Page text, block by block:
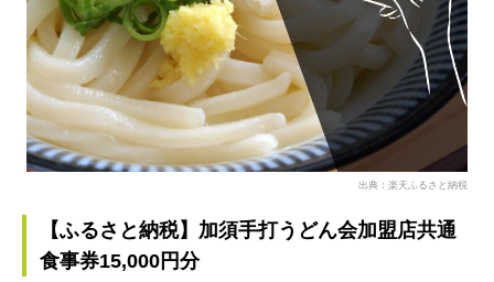
出典：楽天ふるさと納税
【ふるさと納税】加須手打うどん会加盟店共通
食事券15,000円分